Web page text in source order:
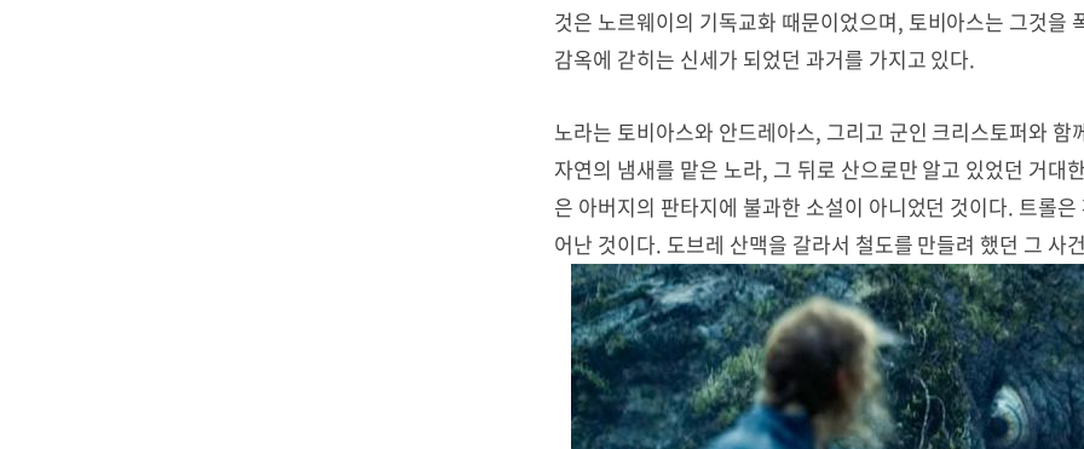
것은 노르웨이의 기독교화 때문이었으며, 토비아스는 그것을
감옥에 갇히는 신세가 되었던 과거를 가지고 있다.
노라는 토비아스와 안드레아스, 그리고 군인 크리스토퍼와 함
자연의 냄새를 맡은 노라, 그 뒤로 산으로만 알고 있었던 거대
은 아버지의 판타지에 불과한 소설이 아니었던 것이다. 트롤은
어난 것이다. 도브레 산맥을 갈라서 철도를 만들려 했던 그 사